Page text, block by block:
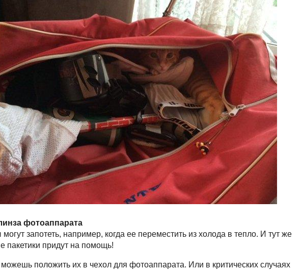
фотоаппарата
запотеть, например, когда ее переместить из холода в тепло. И тут же
пакетики придут на помощь!
положить их в чехол для фотоаппарата. Или в критических случаях